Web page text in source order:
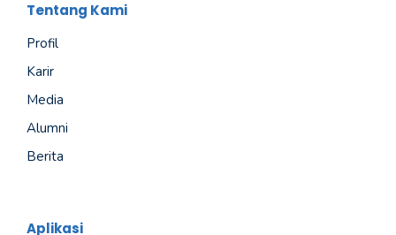
Tentang Kami
Profil
Karir
Media
Alumni
Berita
Aplikasi